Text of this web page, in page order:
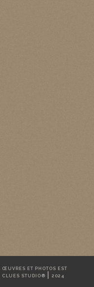
ŒUVRES ET PHOTOS EST
CLUES STUDIO®
2024